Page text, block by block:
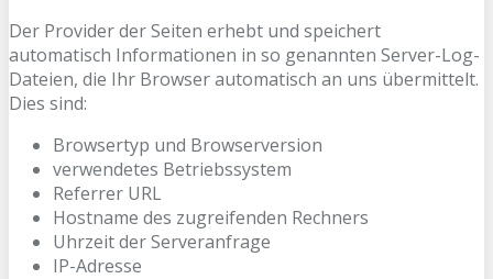
Der Provider der Seiten erhebt und speichert
automatisch Informationen in so genannten Server-Log-
Dateien, die Ihr Browser automatisch an uns übermittelt.
Dies sind:
Browsertyp und Browserversion
verwendetes Betriebssystem
Referrer URL
Hostname des zugreifenden Rechners
Uhrzeit der Serveranfrage
IP-Adresse